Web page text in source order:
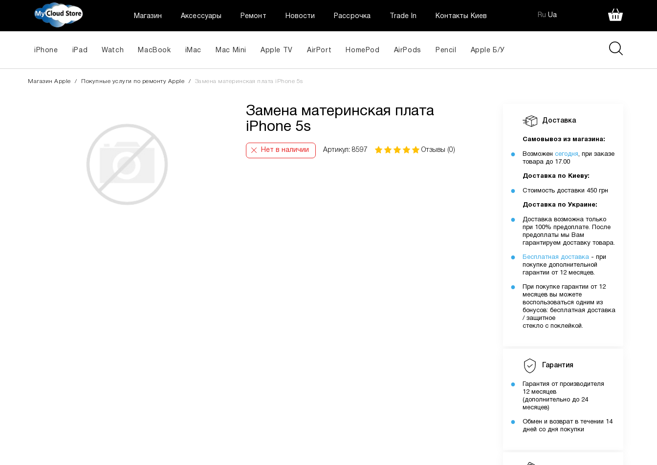
Магазин Аксессуары Ремонт Новости Рассрочка Trade In Контакты Киев Ru Ua
iPhone iPad Watch MacBook iMac Mac Mini Apple TV AirPort HomePod AirPods Pencil Apple Б/У
Магазин Apple / Покупные услуги по ремонту Apple / Замена материнская плата iPhone 5s
Замена материнская плата
iPhone 5s
Нет в наличии Артикул: 8597 Отзывы (0)
Доставка
Самовывоз из магазина:
Возможен сегодня, при заказе
товара до 17.00
Доставка по Киеву:
Стоимость доставки 450 грн
Доставка по Украине:
Доставка возможна только
при 100% предоплате. После
предоплаты мы Вам
гарантируем доставку товара.
Бесплатная доставка - при
покупке дополнительной
гарантии от 12 месяцев.
При покупке гарантии от 12
месяцев вы можете
воспользоваться одним из
бонусов: бесплатная доставка
/ защитное
стекло с поклейкой.
Гарантия
Гарантия от производителя
12 месяцев
(дополнительно до 24
месяцев)
Обмен и возврат в течении 14
дней со дня покупки